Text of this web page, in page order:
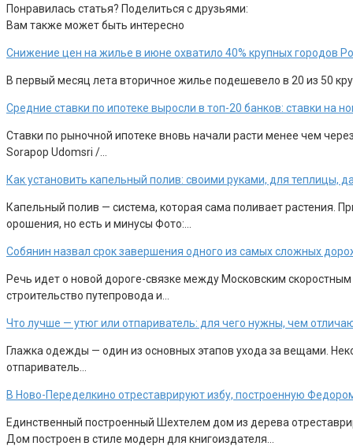
Понравилась статья? Поделиться с друзьями:
Вам также может быть интересно
Снижение цен на жилье в июне охватило 40% крупных городов
В первый месяц лета вторичное жилье подешевело в 20 из 50
Средние ставки по ипотеке выросли в топ-20 банков: ставки на
Ставки по рыночной ипотеке вновь начали расти менее чем
Sorapop Udomsri /…
Как установить капельный полив: своими руками, для теплицы,
Капельный полив — система, которая сама поливает растения.
орошения, но есть и минусы Фото:…
Собянин назвал срок завершения одного из самых сложных
Речь идет о новой дороге-связке между Московским
строительство путепровода и…
Что лучше — утюг или отпариватель: для чего нужны, чем
Глажка одежды — один из основных этапов ухода за вещами.
отпариватель…
В Ново-Переделкино отреставрируют избу, построенную
Единственный построенный Шехтелем дом из дерева
Дом построен в стиле модерн для книгоиздателя…